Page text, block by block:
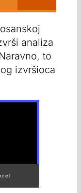
analiza
to
izvršioca